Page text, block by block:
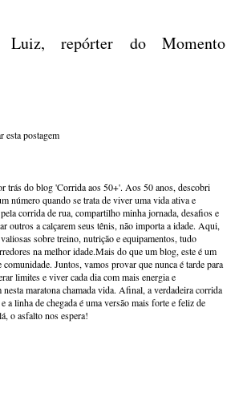
Luiz, repórter do Momento
esta postagem
trás do blog 'Corrida aos 50+'. Aos 50 anos, descobri
número quando se trata de viver uma vida ativa e
corrida de rua, compartilho minha jornada, desafios e
outros a calçarem seus tênis, não importa a idade. Aqui,
sobre treino, nutrição e equipamentos, tudo
na melhor idade.Mais do que um blog, este é um
comunidade. Juntos, vamos provar que nunca é tarde para
limites e viver cada dia com mais energia e
nesta maratona chamada vida. Afinal, a verdadeira corrida
a linha de chegada é uma versão mais forte e feliz de
o asfalto nos espera!